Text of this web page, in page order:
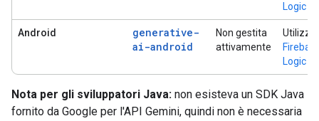
Logic
Android
generative-
ai-android
Non gestita
attivamente
Utilizza
Logic
Nota per gli sviluppatori Java: non esisteva un SDK Java
fornito da Google per l'API Gemini, quindi non è necessaria